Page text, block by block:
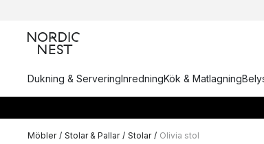
Dukning & ServeringInredningKök & Matlagning
Möbler / Stolar & Pallar / Stolar / Olivia stol